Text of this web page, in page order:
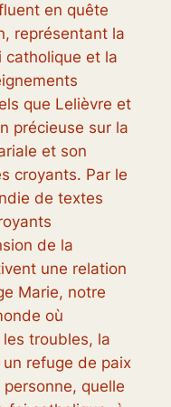
en quête
représentant la
et la
que Lelièvre et
précieuse sur la
et son
croyants. Par le
de textes
de la
une relation
Marie, notre
où
troubles, la
refuge de paix
personne, quelle